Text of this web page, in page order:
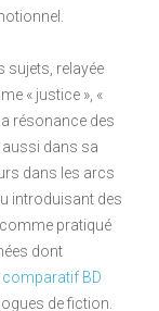
sujets, relayée
« justice », «
résonance des
dans sa
dans les arcs
introduisant des
pratiqué
dont
comparatif BD
de fiction.